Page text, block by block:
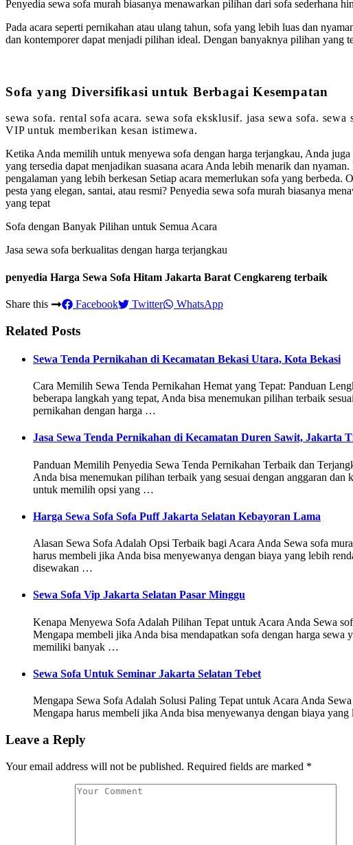
Penyedia sewa sofa murah biasanya menawarkan pilihan dari sofa sederhana
Pada acara seperti pernikahan atau ulang tahun, sofa yang lebih luas dan
dan kontemporer dapat menjadi pilihan ideal. Dengan banyaknya pilihan yang
Sofa yang Diversifikasi untuk Berbagai Kesempatan
sewa sofa. rental sofa acara. sewa sofa eksklusif. jasa sewa sofa.
VIP untuk memberikan kesan istimewa.
Ketika Anda memilih untuk menyewa sofa dengan harga terjangkau, Anda
yang tersedia dapat menjadikan suasana acara Anda lebih menarik dan
pengalaman yang lebih berkesan Setiap acara memerlukan sofa yang
pesta yang elegan, santai, atau resmi? Penyedia sewa sofa murah biasanya
yang tepat
Sofa dengan Banyak Pilihan untuk Semua Acara
Jasa sewa sofa berkualitas dengan harga terjangkau
penyedia Harga Sewa Sofa Hitam Jakarta Barat Cengkareng terbaik
Share this Facebook Twitter WhatsApp
Related Posts
Sewa Tenda Pernikahan di Kecamatan Bekasi Utara, Kota Bekasi
Cara Memilih Sewa Tenda Pernikahan Hemat yang Tepat: Panduan
beberapa langkah yang tepat, Anda bisa menemukan pilihan terbaik
pernikahan dengan harga …
Jasa Sewa Tenda Pernikahan di Kecamatan Duren Sawit, Jakarta
Panduan Memilih Penyedia Sewa Tenda Pernikahan Terbaik dan
Anda bisa menemukan pilihan terbaik yang sesuai dengan anggaran
untuk memilih opsi yang …
Harga Sewa Sofa Sofa Puff Jakarta Selatan Kebayoran Lama
Alasan Sewa Sofa Adalah Opsi Terbaik bagi Acara Anda Sewa sofa
harus membeli jika Anda bisa menyewanya dengan biaya yang lebih
disewakan …
Sewa Sofa Vip Jakarta Selatan Pasar Minggu
Kenapa Menyewa Sofa Adalah Pilihan Tepat untuk Acara Anda Sewa
Mengapa membeli jika Anda bisa mendapatkan sofa dengan harga
memiliki banyak …
Sewa Sofa Untuk Seminar Jakarta Selatan Tebet
Mengapa Sewa Sofa Adalah Solusi Paling Tepat untuk Acara Anda
Mengapa harus membeli jika Anda bisa menyewanya dengan biaya
Leave a Reply
Your email address will not be published. Required fields are marked *